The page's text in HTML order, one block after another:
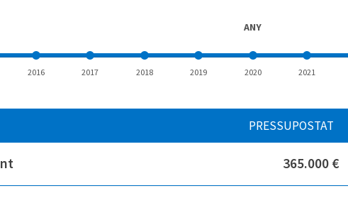
ANY
2016 2017 2018 2019 2020 2021
PRESSUPOSTAT
365.000 €